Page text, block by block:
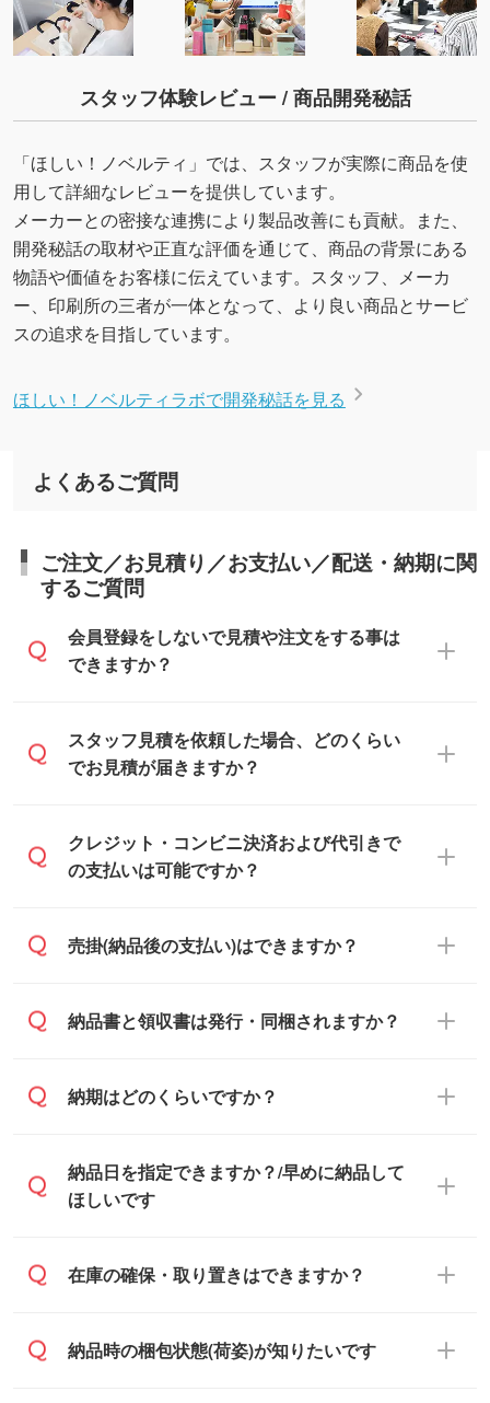
スタッフ体験レビュー / 商品開発秘話
「ほしい！ノベルティ」では、スタッフが実際に商品を使
用して詳細なレビューを提供しています。
メーカーとの密接な連携により製品改善にも貢献。また、
開発秘話の取材や正直な評価を通じて、商品の背景にある
物語や価値をお客様に伝えています。スタッフ、メーカ
ー、印刷所の三者が一体となって、より良い商品とサービ
スの追求を目指しています。
ほしい！ノベルティラボで開発秘話を見る
よくあるご質問
ご注文／お見積り／お支払い／配送・納期に関
するご質問
会員登録をしないで見積や注文をする事は
できますか？
可能です。見積・注文フォームにて『ゲス
トのまま進む』ボタンからお進みのうえ、
スタッフ見積を依頼した場合、どのくらい
でお見積が届きますか？
通常、翌営業日までにお送りしておりま
す。混雑状況によっては、お時間をいただ
翌営業日以降のご連絡となります。
クレジット・コンビニ決済および代引きで
の支払いは可能ですか？
銀行振込のみのご対応となります。
売掛(納品後の支払い)はできますか？
基本的には先入金をお願いしております
に対応可能です。
人様からご注文いただく場合でも、お支払
い元が学校や幼稚園・保育園であれば、同
す。
納品書と領収書は発行・同梱されますか？
納品書・領収書は ご依頼をいただいた場合
でお送りします。
原本の郵送をご希望の場合は、担当スタッ
備考欄』よりお知らせください。
納期はどのくらいですか？
・印刷する場合(500個程度)
ご入金、イメージ画像の校了から約2週間
・商品のみ注文する場合(サンプル購入を含
ます。
納品日を指定できますか？/早めに納品して
ほしいです
ご希望の納期がある場合は、お問い合わ
在庫状況や印刷スケジュールを確認のう
在庫の確保・取り置きはできますか？
ご入金確認後に在庫を確保し、注文確定の
納品時の梱包状態(荷姿)が知りたいです